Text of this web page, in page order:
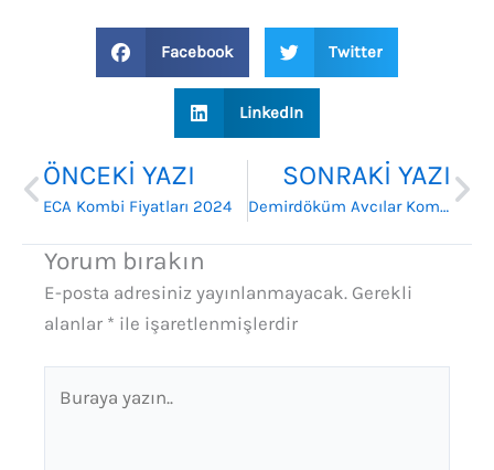
Facebook Twitter
LinkedIn
Prev
ÖNCEKI YAZI
ECA Kombi Fiyatları 2024
SONRAKI YAZI
Demirdöküm Avcılar Kombi Satış Bayii
Yorum bırakın
E-posta adresiniz yayınlanmayacak. Gerekli
alanlar * ile işaretlenmişlerdir